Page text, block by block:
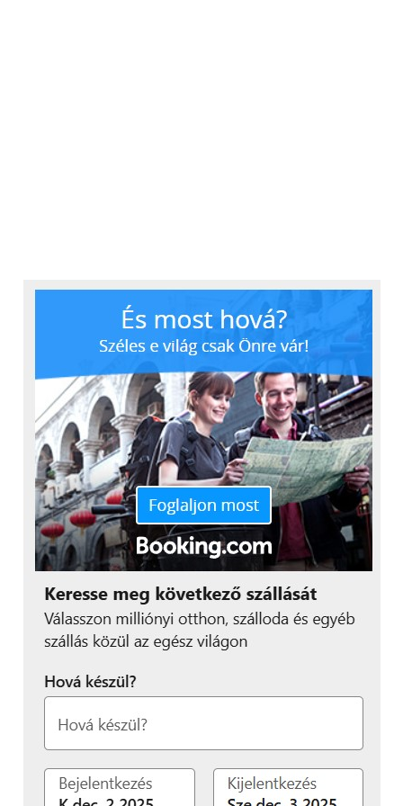
alatt egyetlen kellemetlenség volt csak, mégpedig
az, hogy a bekapcsoló gomb nagyon el van
süllyesztve, így kesztyűben nem lehet bekapcsolni a
készüléket, de csupasz kézzel is elég nehéz. A tartó
hátlapján szerencsére találtunk egy kis ceruzát,
amivel ez a probléma is megoldható. Ha már
bekapcsoltuk viszont, onnantól kesztyűben is jól
kezelhető.
Kiknek és mire ajánlanám? Motorosoknak
Nagy túrákra bicikliseknek is ajánlom, mert saját